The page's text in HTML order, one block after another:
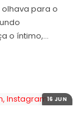
olhava para o
o íntimo,…
16 JUN